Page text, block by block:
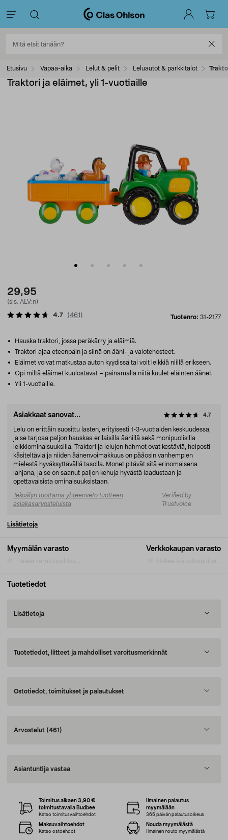
Etusivu Vapaa-aika Lelut & pelit Leluautot & parkkitalot
Traktori ja eläimet, yli 1-vuotiaille
29,95
(sis. ALV:n)
Tuotenro: 31-2177
4.7 (461 )
Myymälän varasto Verkkokaupan varasto
Hauska traktori, jossa peräkärry ja eläimiä.
Traktori ajaa eteenpäin ja siinä on ääni- ja valotehosteet.
Eläimet voivat matkustaa auton kyydissä tai voit leikkiä niillä erikseen.
Opi miltä eläimet kuulostavat – painamalla niitä kuulet eläinten äänet.
Yli 1-vuotiaille.
Asiakkaat sanovat... 4.7
Lelu on erittäin suosittu lasten, erityisesti 1-3-vuotiaiden keskuudessa,
ja se tarjoaa paljon hauskaa erilaisilla äänillä sekä monipuolisilla
leikkiominaisuuksilla. Traktori ja lelujen hahmot ovat kestäviä, helposti
käsiteltäviä ja niiden äänenvoimakkuus on pääosin vanhempien
mielestä hyväksyttävällä tasolla. Monet pitävät sitä erinomaisena
lahjana, ja se on saanut paljon kehuja hyvästä laadustaan ja
opettavaisista ominaisuuksistaan.
Tekoälyn tuottama yhteenveto tuotteen
asiakasarvosteluista
Verified by
Trustvoice
Lisätietoja
Tuotetiedot
Lisätietoja
Tuotetiedot, liitteet ja mahdolliset varoitusmerkinnät
Ostotiedot, toimitukset ja palautukset
Arvostelut (461)
Asiantuntija vastaa
Toimitus alkaen 3,90 €
toimitustavalla Budbee
Katso toimitusvaihtoehdot
Ilmainen palautus
myymälään
365 päivän palautusoikeus
Maksuvaihtoehdot
Katso ostoehdot
Nouda myymälästä
Ilmainen nouto myymälästä